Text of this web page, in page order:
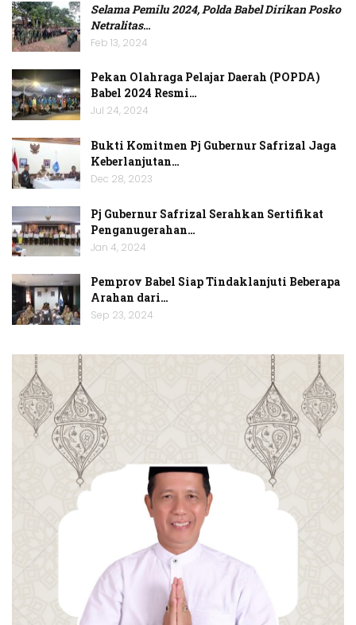
Selama Pemilu 2024, Polda Babel Dirikan Posko
Netralitas…
Feb 13, 2024
Pekan Olahraga Pelajar Daerah (POPDA)
Babel 2024 Resmi…
Jul 24, 2024
Bukti Komitmen Pj Gubernur Safrizal Jaga
Keberlanjutan…
Dec 28, 2023
Pj Gubernur Safrizal Serahkan Sertifikat
Penganugerahan…
Jan 4, 2024
Pemprov Babel Siap Tindaklanjuti Beberapa
Arahan dari…
Sep 23, 2024